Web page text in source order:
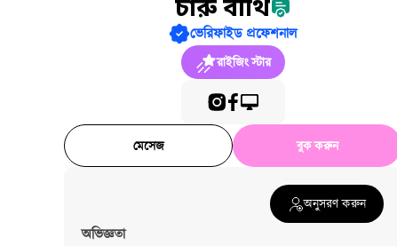
চারু বীথি
ভেরিফাইড প্রফেশনাল
রাইজিং স্টার
মেসেজ বুক করুন
অনুসরণ করুন
অভিজ্ঞতা